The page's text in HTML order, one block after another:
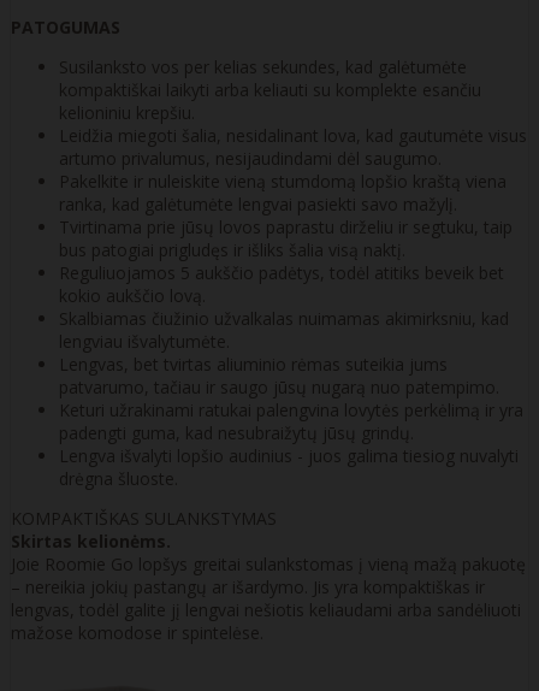
PATOGUMAS
Susilanksto vos per kelias sekundes, kad galėtumėte
kompaktiškai laikyti arba keliauti su komplekte esančiu
kelioniniu krepšiu.
Leidžia miegoti šalia, nesidalinant lova, kad gautumėte visus
artumo privalumus, nesijaudindami dėl saugumo.
Pakelkite ir nuleiskite vieną stumdomą lopšio kraštą viena
ranka, kad galėtumėte lengvai pasiekti savo mažylį.
Tvirtinama prie jūsų lovos paprastu dirželiu ir segtuku, taip
bus patogiai prigludęs ir išliks šalia visą naktį.
Reguliuojamos 5 aukščio padėtys, todėl atitiks beveik bet
kokio aukščio lovą.
Skalbiamas čiužinio užvalkalas nuimamas akimirksniu, kad
lengviau išvalytumėte.
Lengvas, bet tvirtas aliuminio rėmas suteikia jums
patvarumo, tačiau ir saugo jūsų nugarą nuo patempimo.
Keturi užrakinami ratukai palengvina lovytės perkėlimą ir yra
padengti guma, kad nesubraižytų jūsų grindų.
Lengva išvalyti lopšio audinius - juos galima tiesiog nuvalyti
drėgna šluoste.
KOMPAKTIŠKAS SULANKSTYMAS
Skirtas kelionėms.
Joie Roomie Go lopšys greitai sulankstomas į vieną mažą pakuotę
– nereikia jokių pastangų ar išardymo. Jis yra kompaktiškas ir
lengvas, todėl galite jį lengvai nešiotis keliaudami arba sandėliuoti
mažose komodose ir spintelėse.